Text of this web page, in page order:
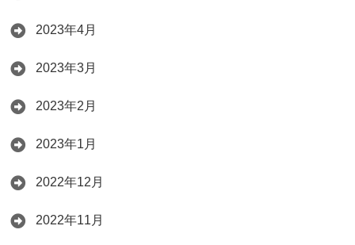
2023年4月
2023年3月
2023年2月
2023年1月
2022年12月
2022年11月